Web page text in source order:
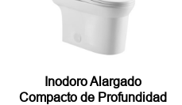
Inodoro Alargado
Compacto de Profundidad